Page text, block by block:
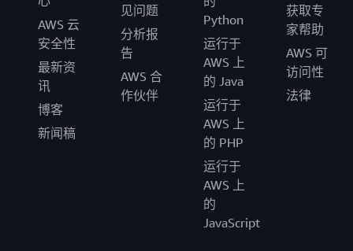
AWS 云
安全性
最新资
讯
博客
新闻稿
见问题
分析报
告
AWS 合
作伙伴
Python
运行于
AWS 上
的 Java
运行于
AWS 上
的 PHP
运行于
AWS 上
的
JavaScript
获取专
家帮助
AWS 可
访问性
法律